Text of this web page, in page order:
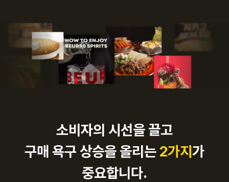
소비자의 시선을 끌고
구매 욕구 상승을 올리는 2가지가
중요합니다.